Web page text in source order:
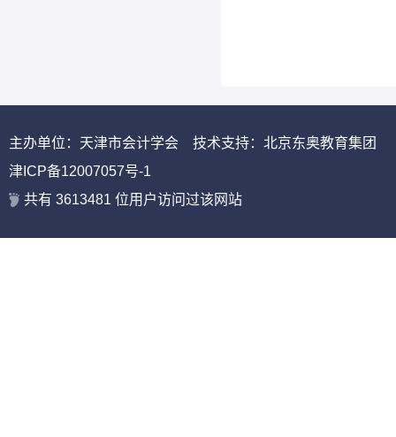
主办单位：天津市会计学会 技术支持：北京东奥教育集团
津ICP备12007057号-1
共有 3613481 位用户访问过该网站